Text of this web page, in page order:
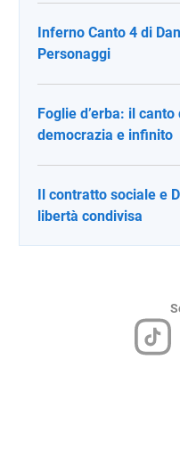
Inferno Canto 4 di
Personaggi
Foglie d’erba: il
democrazia e infinito
Il contratto sociale e
libertà condivisa